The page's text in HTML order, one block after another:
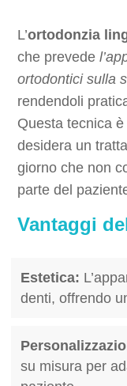
L’ortodonzia
che prevede
ortodontici sulla
rendendoli
Questa tecnica
desidera un
giorno che non
parte del
Vantaggi
Estetica:
denti, offrendo
su misura per